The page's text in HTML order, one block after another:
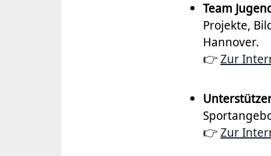
Team
Projekte,
Hannover.
👉Zur
👉Zur